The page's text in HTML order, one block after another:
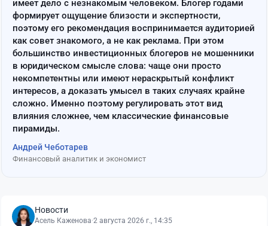
имеет дело с незнакомым человеком. Блогер годами
формирует ощущение близости и экспертности,
поэтому его рекомендация воспринимается аудиторией
как совет знакомого, а не как реклама. При этом
большинство инвестиционных блогеров не мошенники
в юридическом смысле слова: чаще они просто
некомпетентны или имеют нераскрытый конфликт
интересов, а доказать умысел в таких случаях крайне
сложно. Именно поэтому регулировать этот вид
влияния сложнее, чем классические финансовые
пирамиды.
Андрей Чеботарев
Финансовый аналитик и экономист
Новости
Асель Каженова·2 августа 2026 г., 14:35